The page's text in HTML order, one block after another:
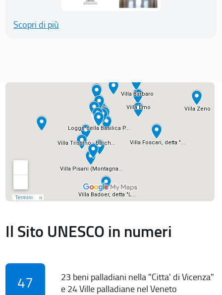
Scopri di più
Il Sito UNESCO in numeri
47
23 beni palladiani nella "Citta' di Vicenza"
e 24 Ville palladiane nel Veneto